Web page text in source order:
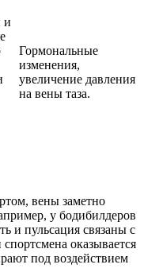
и
Гормональные
изменения,
увеличение давления
на вены таза.
вены заметно
у бодибилдеров
и пульсация связаны с
оказывается
под воздействием